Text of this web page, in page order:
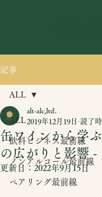
記事
ALL
飲料ビジネス最前線
ノンアルコール最前線
ペアリング最前線
ALL
缶ワインから学
の広がりと影響 -
alt-alc,ltd.
2019年12月19日 読了
更新日： 2022年9月15日